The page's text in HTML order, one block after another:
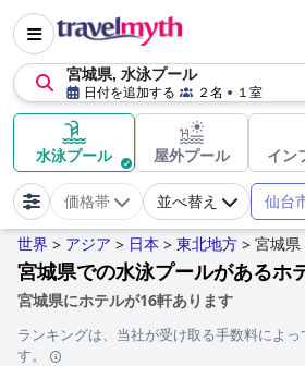
宮城県, 水泳プール
日付を追加する ２名 １室
水泳プール 屋外プール イン
価格帯 並べ替え 仙台
世界 > アジア > 日本 > 東北地方 > 宮城県
宮城県での水泳プールがあるホ
宮城県にホテルが16軒あります
ランキングは、当社が受け取る手数料によ
す。